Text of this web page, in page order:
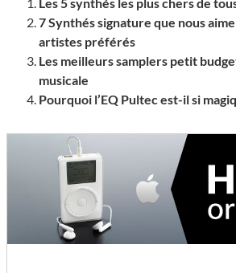
7 Synthés signature que nous
artistes préférés
Les meilleurs samplers petit
musicale
Pourquoi l’EQ Pultec est-il si